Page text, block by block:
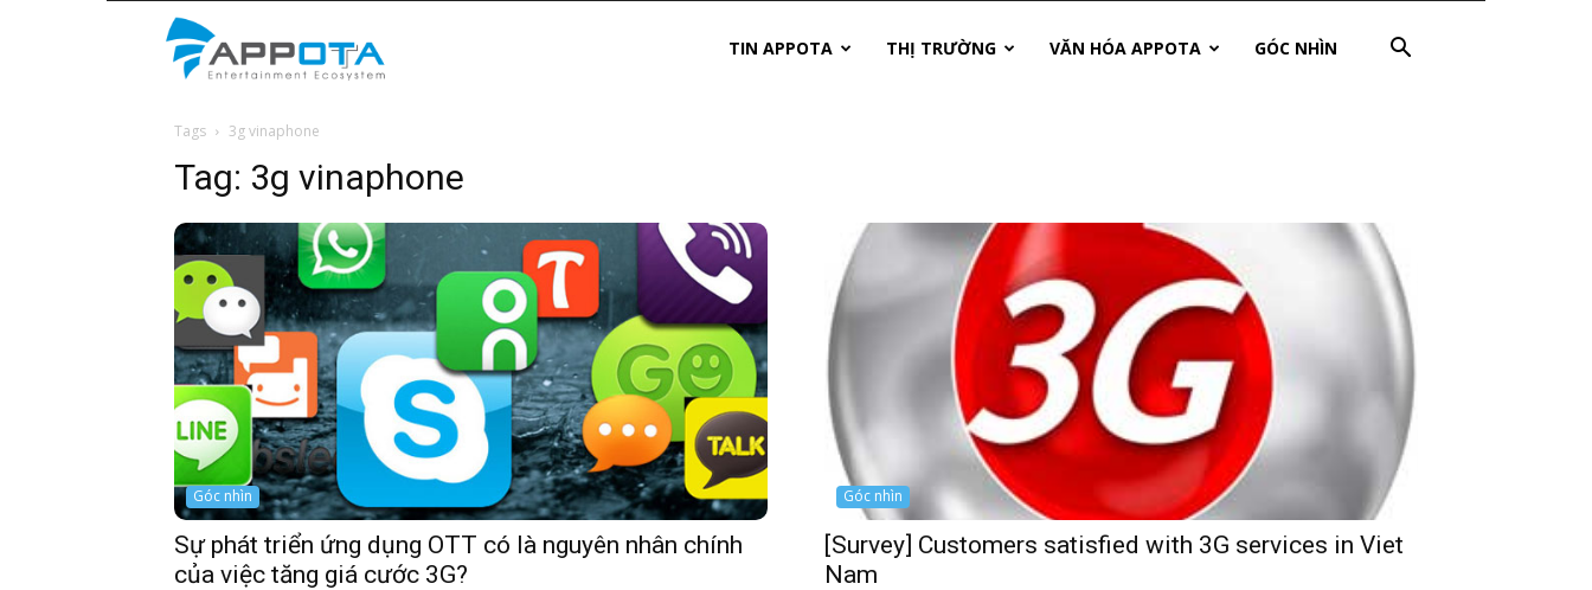
TIN APPOTA THỊ TRƯỜNG VĂN HÓA APPOTA GÓC NHÌN
Tags 3g vinaphone
Tag: 3g vinaphone
Góc nhìn
Sự phát triển ứng dụng OTT có là nguyên nhân chính
của việc tăng giá cước 3G?
Góc nhìn
[Survey] Customers satisfied with 3G services in Viet
Nam